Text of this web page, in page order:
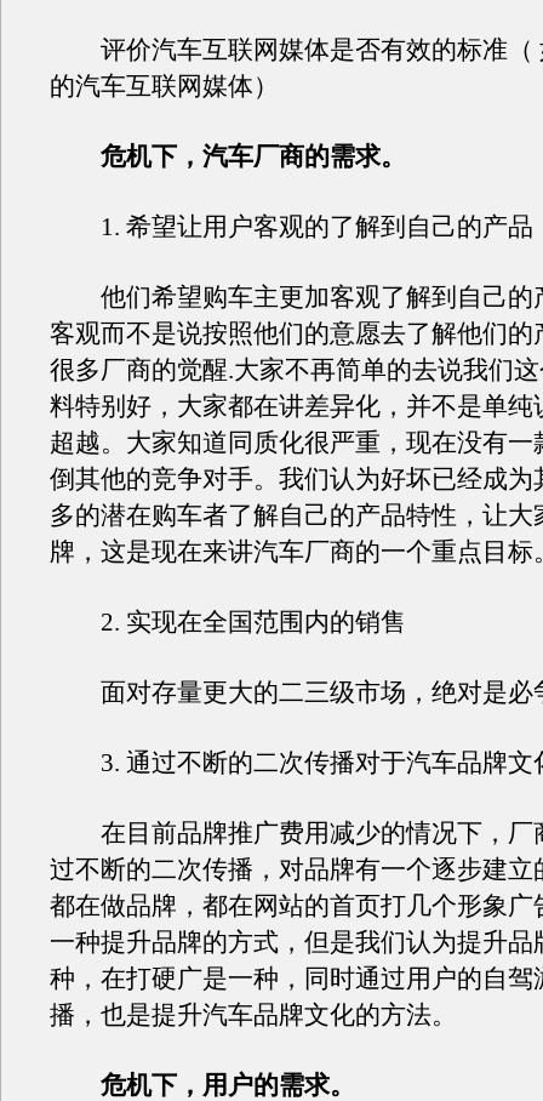
评价汽车互联网媒体是否有效的标准（
的汽车互联网媒体）
危机下，汽车厂商的需求。
1. 希望让用户客观的了解到自己的产品
他们希望购车主更加客观了解到自己的
客观而不是说按照他们的意愿去了解他们的
很多厂商的觉醒.大家不再简单的去说我们
料特别好，大家都在讲差异化，并不是单纯
超越。大家知道同质化很严重，现在没有一
倒其他的竞争对手。我们认为好坏已经成为
多的潜在购车者了解自己的产品特性，让大
牌，这是现在来讲汽车厂商的一个重点目标
2. 实现在全国范围内的销售
面对存量更大的二三级市场，绝对是必
3. 通过不断的二次传播对于汽车品牌文
在目前品牌推广费用减少的情况下，厂
过不断的二次传播，对品牌有一个逐步建立
都在做品牌，都在网站的首页打几个形象广
一种提升品牌的方式，但是我们认为提升品
种，在打硬广是一种，同时通过用户的自驾
播，也是提升汽车品牌文化的方法。
危机下，用户的需求。